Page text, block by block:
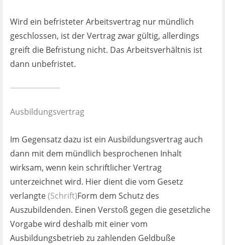
Wird ein befristeter Arbeitsvertrag nur mündlich
geschlossen, ist der Vertrag zwar gültig, allerdings
greift die Befristung nicht. Das Arbeitsverhältnis ist
dann unbefristet.
Ausbildungsvertrag
Im Gegensatz dazu ist ein Ausbildungsvertrag auch
dann mit dem mündlich besprochenen Inhalt
wirksam, wenn kein schriftlicher Vertrag
unterzeichnet wird. Hier dient die vom Gesetz
verlangte(Schrift)Form dem Schutz des
Auszubildenden. Einen Verstoß gegen die gesetzliche
Vorgabe wird deshalb mit einer vom
Ausbildungsbetrieb zu zahlenden Geldbuße